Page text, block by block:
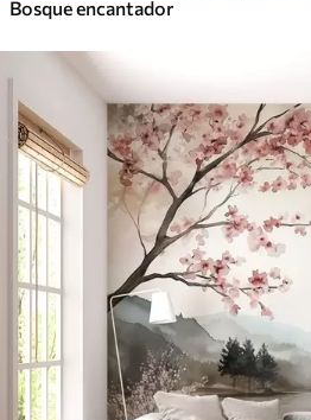
Bosque encantador